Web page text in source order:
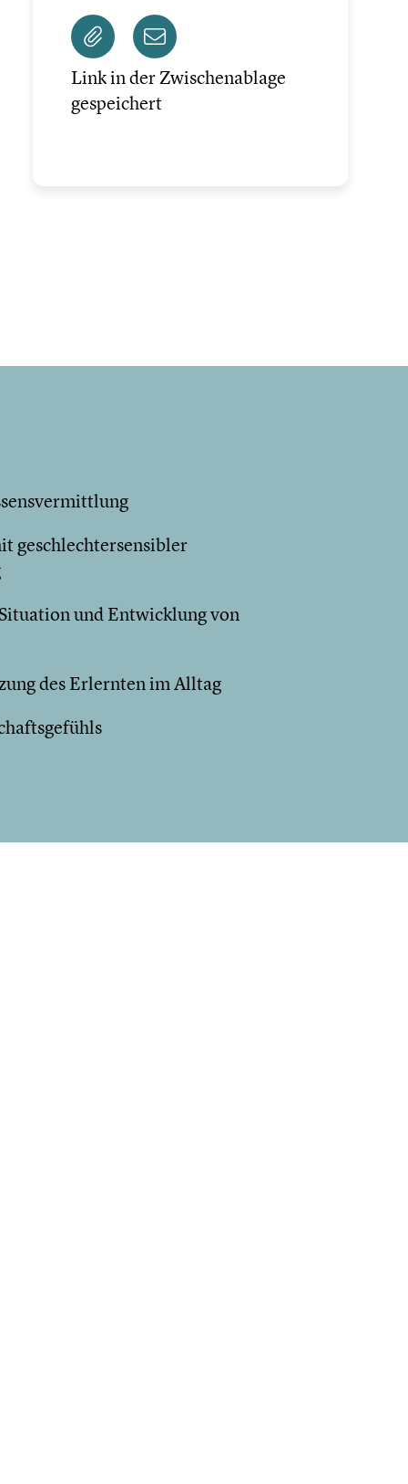
Link in der Zwischenablage
gespeichert
geschlechtersensibler
und Entwicklung von
des Erlernten im Alltag